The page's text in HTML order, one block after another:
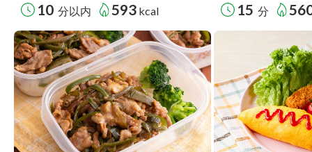
10 分以内 593 kcal 15 分